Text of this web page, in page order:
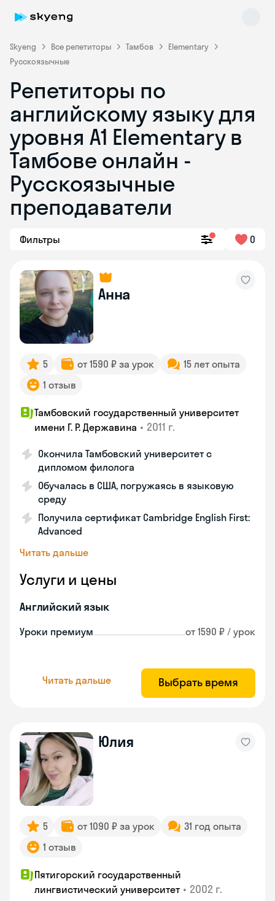
Skyeng Все репетиторы Тамбов
Elementary
Русскоязычные
Репетиторы по
английскому языку для
уровня A1 Elementary в
Тамбове онлайн -
Русскоязычные
преподаватели
Фильтры 0
Анна
5 от 1590 ₽ за урок
15 лет опыта
1 отзыв
Тамбовский государственный университет
имени Г. Р. Державина • 2011 г.
Окончила Тамбовский университет с
дипломом филолога
Обучалась в США, погружаясь в языковую
среду
Получила сертификат Cambridge English First:
Advanced
Читать дальше
Услуги и цены
Английский язык
Уроки премиум от 1590 ₽ / урок
Читать дальше Выбрать время
Юлия
5 от 1090 ₽ за урок
31 год опыта
1 отзыв
Пятигорский государственный
лингвистический университет • 2002 г.
Skyeng Chat